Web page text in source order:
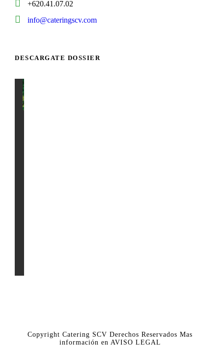
+620.41.07.02
info@cateringscv.com
DESCARGATE DOSSIER
Copyright Catering SCV Derechos Reservados Mas
información en AVISO LEGAL